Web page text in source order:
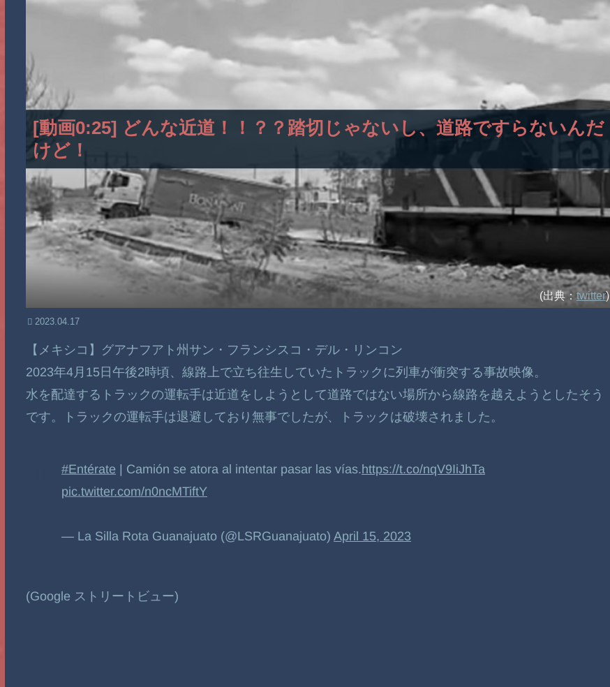
[動画0:25] どんな近道！！？？踏切じゃないし、道路ですらないんだ
けど！
(出典： twitter)
2023.04.17
【メキシコ】グアナフアト州サン・フランシスコ・デル・リンコン
2023年4月15日午後2時頃、線路上で立ち往生していたトラックに列車が衝突する事故映像。
水を配達するトラックの運転手は近道をしようとして道路ではない場所から線路を越えようとしたそう
です。トラックの運転手は退避しており無事でしたが、トラックは破壊されました。
#Entérate | Camión se atora al intentar pasar las vías.https://t.co/nqV9IiJhTa
pic.twitter.com/n0ncMTiftY
— La Silla Rota Guanajuato (@LSRGuanajuato) April 15, 2023
(Google ストリートビュー)